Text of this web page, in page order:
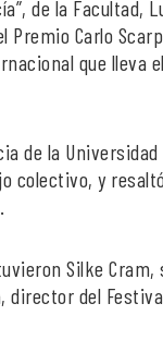
de la
Carlo
que lleva
de la
colectivo, y
Silke
director del